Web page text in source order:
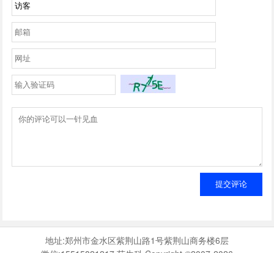
提交评论
地址:郑州市金水区紫荆山路1号紫荆山商务楼6层